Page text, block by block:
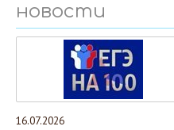
новости
16.07.2026